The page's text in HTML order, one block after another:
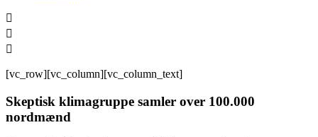
[vc_row][vc_column][vc_column_text]
Skeptisk klimagruppe samler over 100.000
nordmænd